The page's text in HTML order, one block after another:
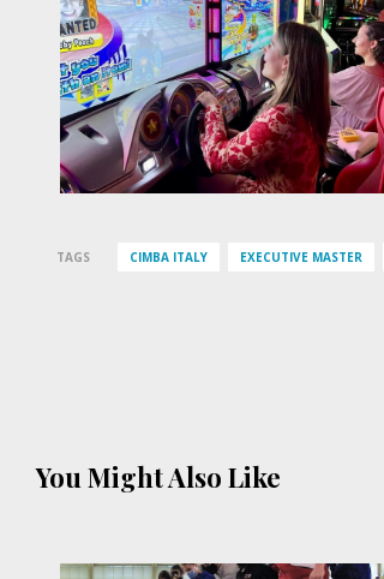
TAGS CIMBA ITALY EXECUTIVE MASTER
You Might Also Like